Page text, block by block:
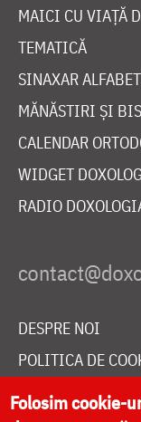
MAICI CU VIAȚĂ
TEMATICĂ
SINAXAR
MĂNĂSTIRI ȘI
CALENDAR
WIDGET
RADIO
DESPRE NOI
POLITICA DE
DONEAZĂ ONLINE
Folosim cookie-